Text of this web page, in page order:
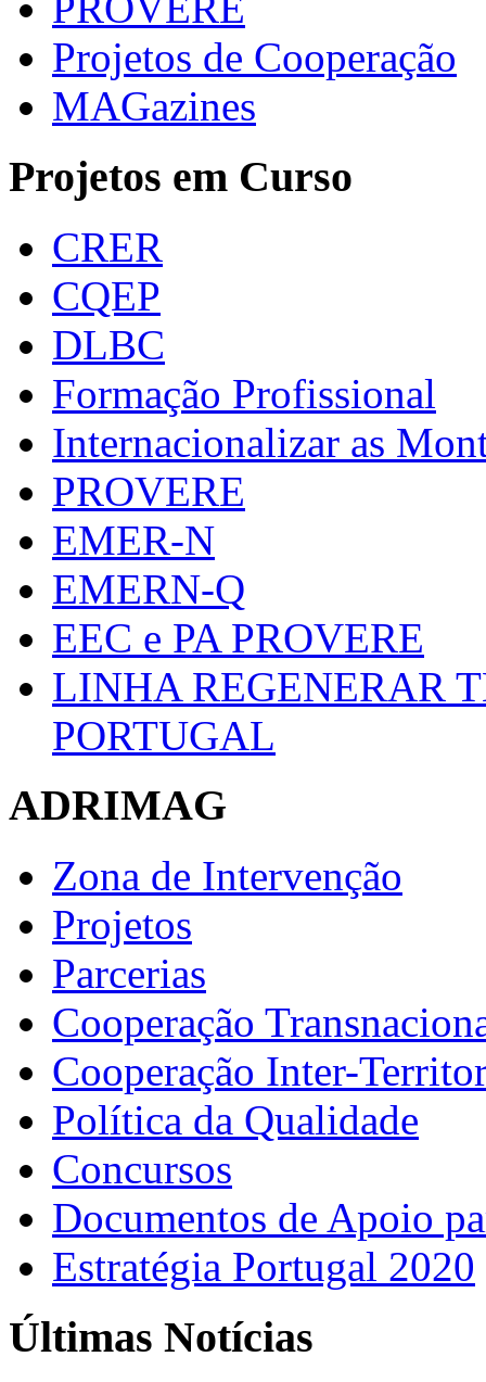
Projetos de Cooperação
MAGazines
Projetos em Curso
CRER
CQEP
DLBC
Formação Profissional
Internacionalizar as
PROVERE
EMER-N
EMERN-Q
EEC e PA PROVERE
LINHA REGENERAR
PORTUGAL
ADRIMAG
Zona de Intervenção
Projetos
Parcerias
Cooperação
Cooperação Inter-
Política da Qualidade
Concursos
Documentos de Apoio
Estratégia Portugal 2020
Últimas Notícias